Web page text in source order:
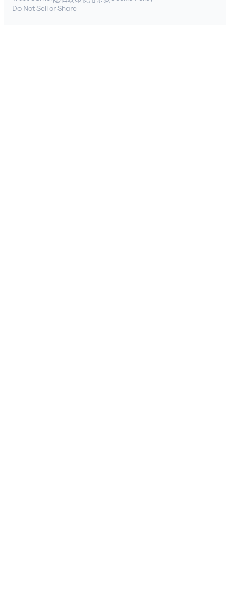
Do Not Sell or Share